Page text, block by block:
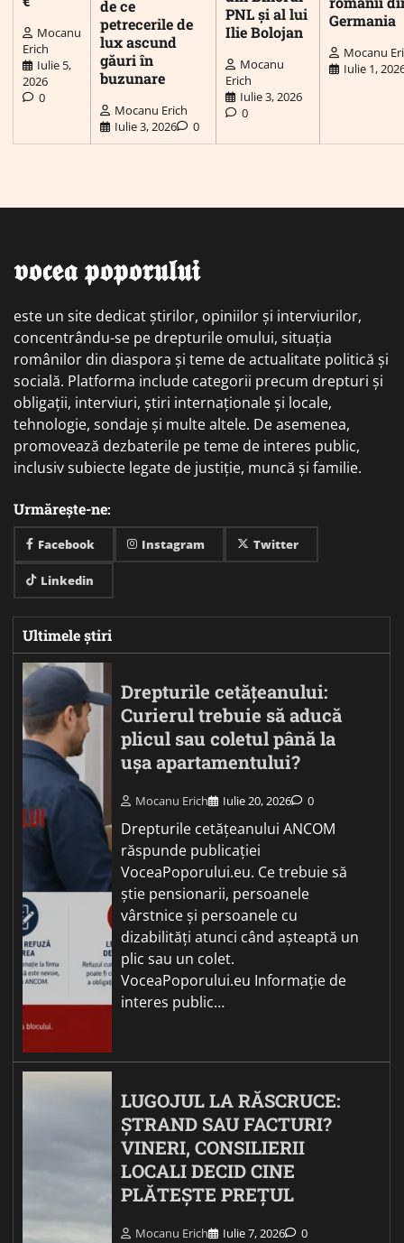
Mocanu
Erich
Iulie 5,
2026
0
de ce
petrecerile de
lux ascund
găuri în
buzunare
Mocanu Erich
Iulie 3, 2026
0
PNL și al lui
Ilie Bolojan
Mocanu
Erich
Iulie 3, 2026
0
Germania
Mocanu
Iulie 1,
𝖛𝖔𝖈𝖊𝖆 𝖕𝖔𝖕𝖔𝖗𝖚𝖑𝖚𝖎
este un site dedicat știrilor, opiniilor și interviurilor,
concentrându-se pe drepturile omului, situația
românilor din diaspora și teme de actualitate politică și
socială. Platforma include categorii precum drepturi și
obligații, interviuri, știri internaționale și locale,
tehnologie, sondaje și multe altele. De asemenea,
promovează dezbaterile pe teme de interes public,
inclusiv subiecte legate de justiție, muncă și familie.
Urmărește-ne:
Facebook Instagram Twitter
Linkedin
Ultimele știri
Drepturile cetățeanului:
Curierul trebuie să aducă
plicul sau coletul până la
ușa apartamentului?
Mocanu Erich Iulie 20, 2026 0
Drepturile cetățeanului ANCOM
răspunde publicației
VoceaPoporului.eu. Ce trebuie să
știe pensionarii, persoanele
vârstnice și persoanele cu
dizabilități atunci când așteaptă un
plic sau un colet.
VoceaPoporului.eu Informație de
interes public…
LUGOJUL LA RĂSCRUCE:
ȘTRAND SAU FACTURI?
VINERI, CONSILIERII
LOCALI DECID CINE
PLĂTEȘTE PREȚUL
Mocanu Erich Iulie 7, 2026 0